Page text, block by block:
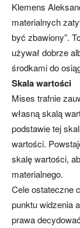
Klemens
materialnych
być zbawiony”.
używał dobrze
środkami do
Skala wartości
Mises trafnie
własną skalą
podstawie tej
wartości.
skalę wartości,
materialnego.
Cele ostateczne
punktu widzenia
prawa